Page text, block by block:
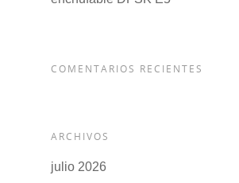
COMENTARIOS RECIENTES
ARCHIVOS
julio 2026